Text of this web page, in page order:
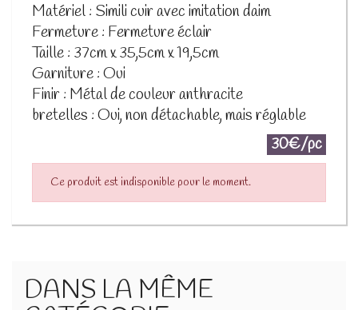
Matériel : Simili cuir avec imitation daim
Fermeture : Fermeture éclair
Taille : 37cm x 35,5cm x 19,5cm
Garniture : Oui
Finir : Métal de couleur anthracite
bretelles : Oui, non détachable, mais réglable
30€/pc
Ce produit est indisponible pour le moment.
DANS LA MÊME